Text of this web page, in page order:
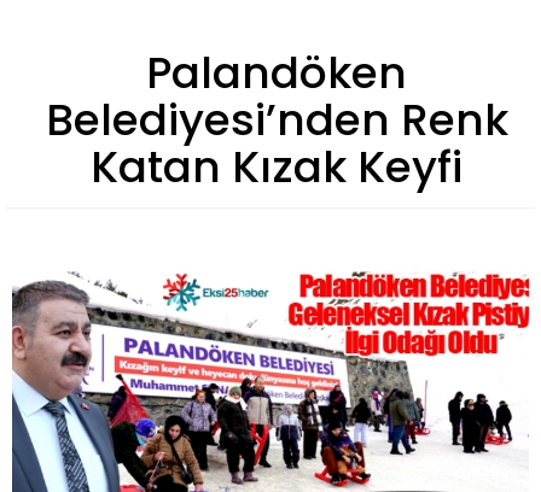
Palandöken
Belediyesi’nden Renk
Katan Kızak Keyfi